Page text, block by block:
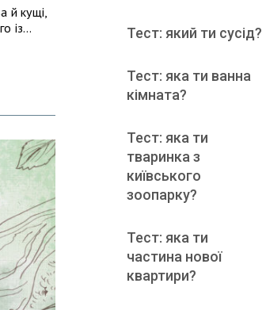
й кущі,
із…
Тест: який ти сусід?
Тест: яка ти ванна
кімната?
Тест: яка ти
тваринка з
київського
зоопарку?
Тест: яка ти
частина нової
квартири?